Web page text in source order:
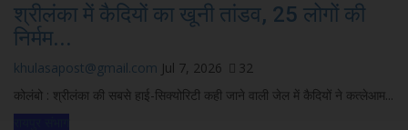
श्रीलंका में कैदियों का खूनी तांडव, 25 लोगों की
निर्मम...
khulasapost@gmail.com Jul 7, 2026
32
कोलंबो : श्रीलंका की सबसे हाई-सिक्योरिटी कही जाने वाली जेल में कैदियों ने कत्लेआम...